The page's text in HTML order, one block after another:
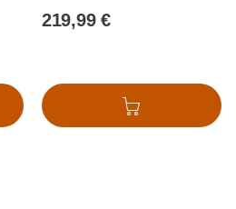
219,99 €
Aggiungi al carrello